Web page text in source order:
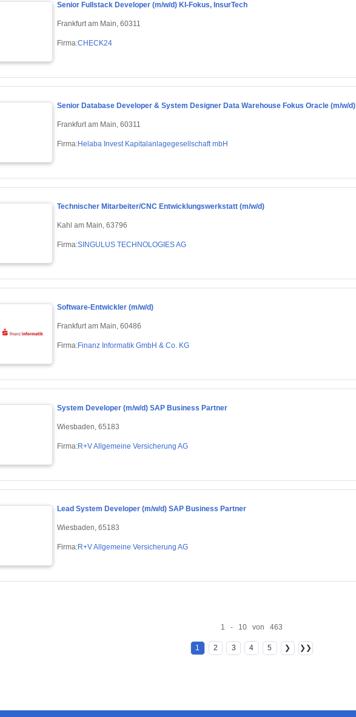
Senior Fullstack Developer (m/w/d) KI-Fokus, InsurTech
Frankfurt am Main, 60311
Firma:CHECK24
Senior Database Developer & System Designer Data Warehouse Fokus Oracle (m/w/d)
Frankfurt am Main, 60311
Firma:Helaba Invest Kapitalanlagegesellschaft mbH
Technischer Mitarbeiter/CNC Entwicklungswerkstatt (m/w/d)
Kahl am Main, 63796
Firma:SINGULUS TECHNOLOGIES AG
Software-Entwickler (m/w/d)
Frankfurt am Main, 60486
Firma:Finanz Informatik GmbH & Co. KG
System Developer (m/w/d) SAP Business Partner
Wiesbaden, 65183
Firma:R+V Allgemeine Versicherung AG
Lead System Developer (m/w/d) SAP Business Partner
Wiesbaden, 65183
Firma:R+V Allgemeine Versicherung AG
1 - 10 von 463
1 2 3 4 5 ❯ ❯❯